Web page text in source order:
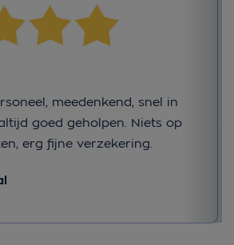
meedenkend, snel in
goed geholpen. Niets op
erg fijne verzekering.